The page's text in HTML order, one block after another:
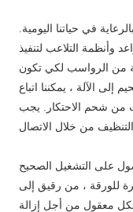
في حياتنا اليومية.
وأنظمة التلاعب لتنفيذ
من الرواسب لكي تكون
الآلة ، يمكننا اتباع
من شحم الاحتكار. يجب
على التشغيل الصحيح
للورقة ، من رقيق إلى
معقول من أجل إزالة